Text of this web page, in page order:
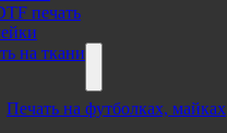
печать
на ткани
Печать на футболках, майках